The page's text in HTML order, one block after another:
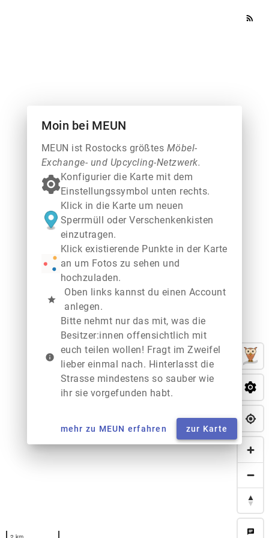
rss_feed
chat
Moin bei MEUN
MEUN ist Rostocks größtes Möbel-
Exchange- und Upcycling-Netzwerk.
Konfigurier die Karte mit dem
Einstellungssymbol unten rechts.
Klick in die Karte um neuen
Sperrmüll oder Verschenkenkisten
einzutragen.
Klick existierende Punkte in der Karte
an um Fotos zu sehen und
hochzuladen.
star
Oben links kannst du einen Account
anlegen.
info
Bitte nehmt nur das mit, was die
Besitzer:innen offensichtlich mit
euch teilen wollen! Fragt im Zweifel
lieber einmal nach. Hinterlasst die
Strasse mindestens so sauber wie
ihr sie vorgefunden habt.
mehr zu MEUN erfahren zur Karte